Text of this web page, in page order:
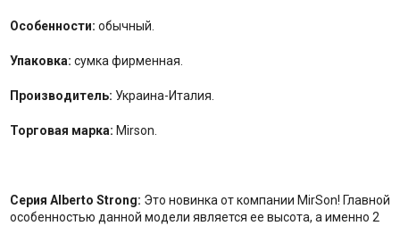
Особенности: обычный.
Упаковка: сумка фирменная.
Производитель: Украина-Италия.
Торговая марка: Mirson.
Серия Alberto Strong: Это новинка от компании MirSon! Главной
особенностью данной модели является ее высота, а именно 2